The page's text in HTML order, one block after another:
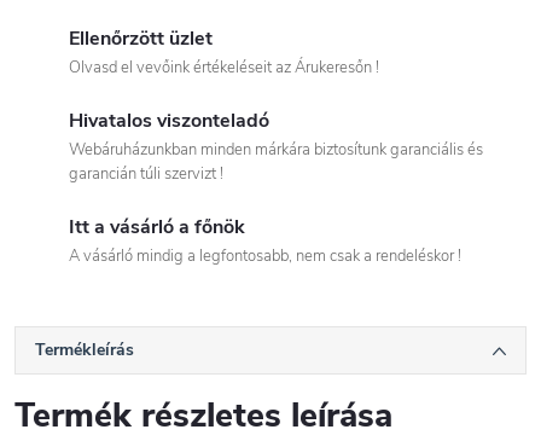
Ellenőrzött üzlet
Olvasd el vevőink értékeléseit az Árukeresőn !
Hivatalos viszonteladó
Webáruházunkban minden márkára biztosítunk garanciális és
garancián túli szervizt !
Itt a vásárló a főnök
A vásárló mindig a legfontosabb, nem csak a rendeléskor !
Termékleírás
Termék részletes leírása